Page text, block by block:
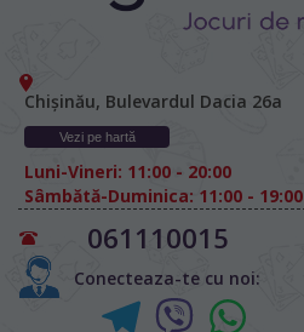
Chișinău, Bulevardul Dacia 26а
Vezi pe hartă
Luni-Vineri: 11:00 - 20:00
Sâmbătă-Duminica: 11:00 - 19:00
061110015
Conecteaza-te cu noi: